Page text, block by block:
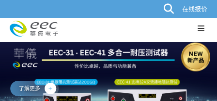
在线报价
了解更多